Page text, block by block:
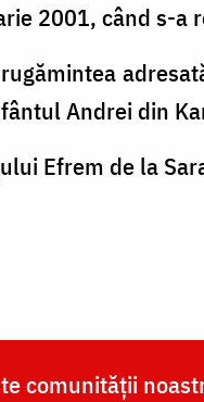
2001, când s-a
Andrei din
Efrem de la
comunității